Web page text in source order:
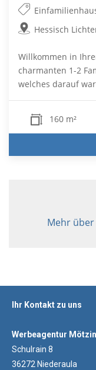
Hessisch
Willkommen in
charmanten 1-2
welches darauf
160 m²
Mehr
Ihr Kontakt zu uns
Werbeagentur
Schulrain 8
36272 Niederaula